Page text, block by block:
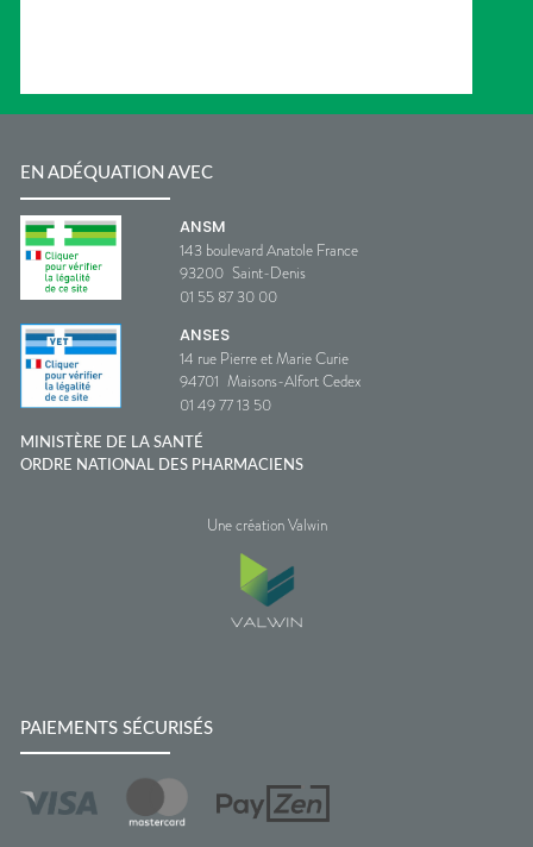
EN ADÉQUATION AVEC
ANSM
143 boulevard Anatole France
93200 Saint-Denis
01 55 87 30 00
ANSES
14 rue Pierre et Marie Curie
94701 Maisons-Alfort Cedex
01 49 77 13 50
MINISTÈRE DE LA SANTÉ
ORDRE NATIONAL DES PHARMACIENS
Une création Valwin
PAIEMENTS SÉCURISÉS